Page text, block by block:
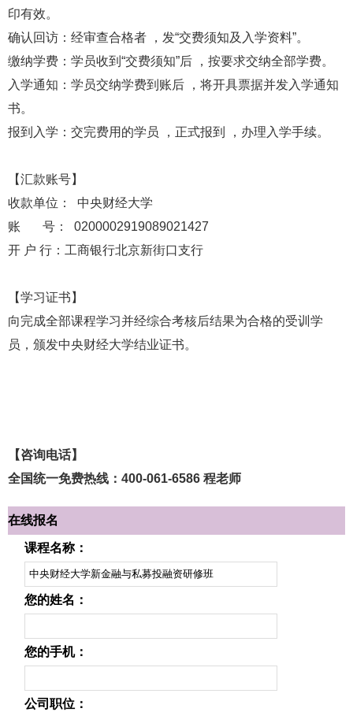
印有效。
确认回访：经审查合格者 ，发“交费须知及入学资料”。
缴纳学费：学员收到“交费须知”后 ，按要求交纳全部学费。
入学通知：学员交纳学费到账后 ，将开具票据并发入学通知
书。
报到入学：交完费用的学员 ，正式报到 ，办理入学手续。
【汇款账号】
收款单位： 中央财经大学
账 号： 0200002919089021427
开 户 行：工商银行北京新街口支行
【学习证书】
向完成全部课程学习并经综合考核后结果为合格的受训学
员，颁发中央财经大学结业证书。
【咨询电话】
全国统一免费热线：400-061-6586 程老师
在线报名
课程名称：
您的姓名：
您的手机：
公司职位：